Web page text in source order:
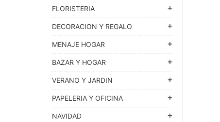
FLORISTERIA
DECORACION Y REGALO
MENAJE HOGAR
BAZAR Y HOGAR
VERANO Y JARDIN
PAPELERIA Y OFICINA
NAVIDAD